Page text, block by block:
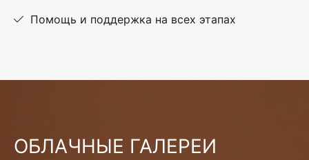
Помощь и поддержка на всех этапах
ОБЛАЧНЫЕ ГАЛЕРЕИ